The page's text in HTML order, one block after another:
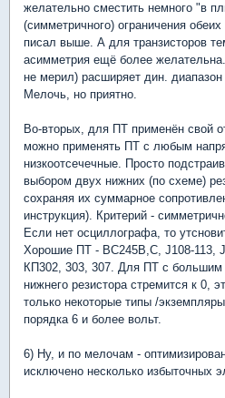
желательно сместить немного "в
(симметричного) ограничения
писал выше. А для транзисторов
асимметрия ещё более
не мерил) расширяет дин.
Мелочь, но приятно.
Во-вторых, для ПТ применён свой
можно применять ПТ с любым
низкоотсечечные. Просто
выбором двух нижних (по схеме)
сохраняя их суммарное
инструкция). Критерий -
Если нет осциллографа, то
Хорошие ПТ - BC245B,C, J108-113,
КП302, 303, 307. Для ПТ с большим
нижнего резистора стремится к 0,
только некоторые типы /
порядка 6 и более вольт.
6) Ну, и по мелочам -
исключено несколько избыточных